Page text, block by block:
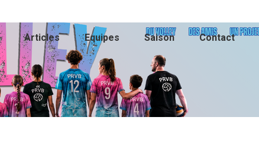
Articles Equipes Saison Contact